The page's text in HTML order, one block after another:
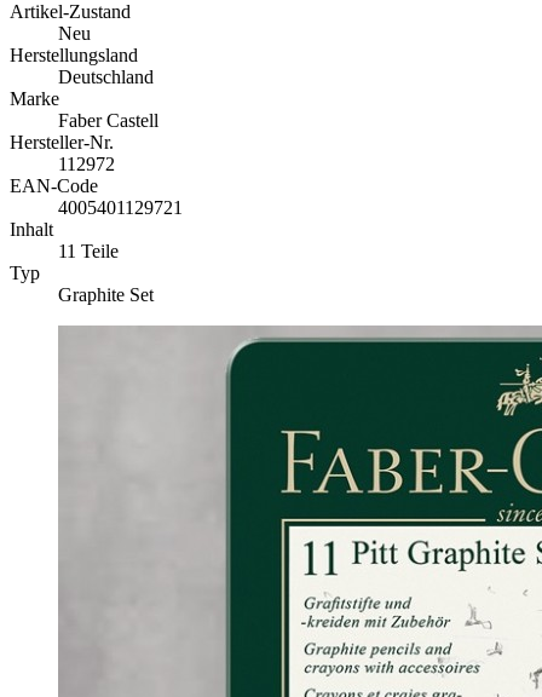
Artikel-Zustand
Neu
Herstellungsland
Deutschland
Marke
Faber Castell
Hersteller-Nr.
112972
EAN-Code
4005401129721
Inhalt
11 Teile
Typ
Graphite Set